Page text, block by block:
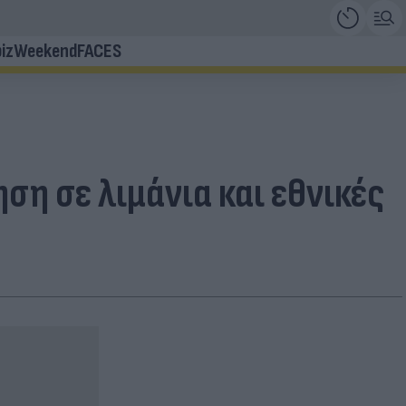
WeekendFACES
σε λιμάνια και εθνικές